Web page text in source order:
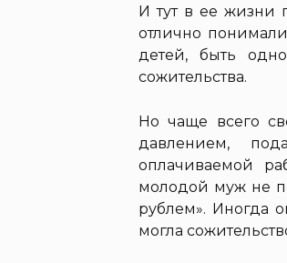
И тут в ее жизни
отлично
детей, быть
сожительства.
Но чаще всего
давлением,
оплачиваемой
молодой муж не
рублем». Иногда
могла